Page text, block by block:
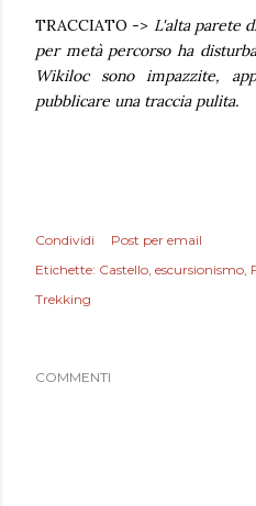
TRACCIATO -> L'alta parete
per metà percorso ha
Wikiloc sono impazzite,
pubblicare una traccia pulita.
Condividi
Post per email
Etichette: Castello escursionismo
Trekking
COMMENTI